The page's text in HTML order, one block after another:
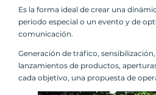
Es la forma ideal de crear una
periodo especial o un evento y de
comunicación.
Generación de tráfico,
lanzamientos de productos,
cada objetivo, una propuesta de